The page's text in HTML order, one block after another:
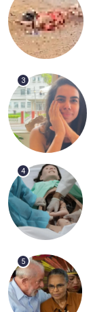
3
4
5